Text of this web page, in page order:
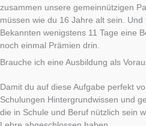
zusammen unsere gemeinnützigen
müssen wie du 16 Jahre alt sein.
Bekannten wenigstens 11 Tage eine
noch einmal Prämien drin.
Brauche ich eine Ausbildung als
Damit du auf diese Aufgabe perfekt
Schulungen Hintergrundwissen und
die in Schule und Beruf nützlich sein